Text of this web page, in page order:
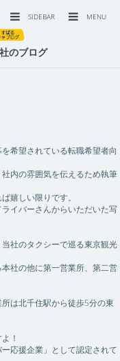
MENU
SIDEBAR
のブログ
希望されている転職希望者向
内の雰囲気を伝えるため執筆
嬉しい限りです。
イバーさんからいただいた写
社のタクシーで巡る東京観光
社の他に第一営業所、第二営
は北千住駅から徒歩5分の東
！
応援企業」として認定されて